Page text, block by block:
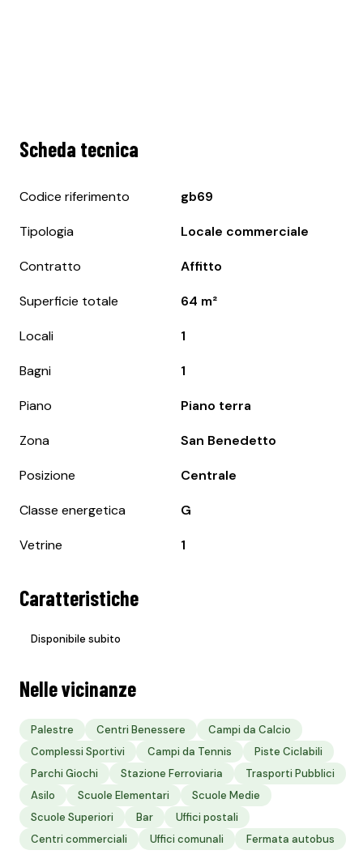
Scheda tecnica
Codice riferimento gb69
Tipologia Locale commerciale
Contratto Affitto
Superficie totale 64 m²
Locali 1
Bagni 1
Piano Piano terra
Zona San Benedetto
Posizione Centrale
Classe energetica G
Vetrine 1
Caratteristiche
Disponibile subito
Nelle vicinanze
Palestre Centri Benessere
Campi da Calcio
Complessi Sportivi
Campi da Tennis
Piste Ciclabili
Parchi Giochi
Stazione Ferroviaria
Trasporti Pubblici
Asilo
Scuole Elementari
Scuole Medie
Scuole Superiori
Bar
Uffici postali
Centri commerciali
Uffici comunali Fermata autobus